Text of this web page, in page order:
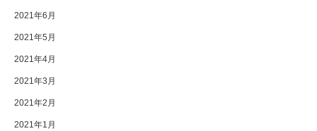
2021年6月
2021年5月
2021年4月
2021年3月
2021年2月
2021年1月